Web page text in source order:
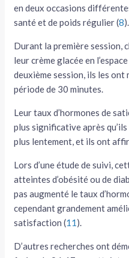
en deux occasions
santé et de poids régulier (8).
Durant la première session,
leur crème glacée en
deuxième session, ils les ont
période de 30 minutes.
Leur taux d’hormones de
plus significative après
plus lentement, et ils ont
Lors d’une étude de suivi,
atteintes d’obésité ou de
pas augmenté le taux
cependant grandement
satisfaction (11).
D’autres recherches ont